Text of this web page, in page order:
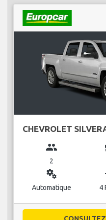
CHEVROLET
group
2
miscellaneous_services
Automatique 4